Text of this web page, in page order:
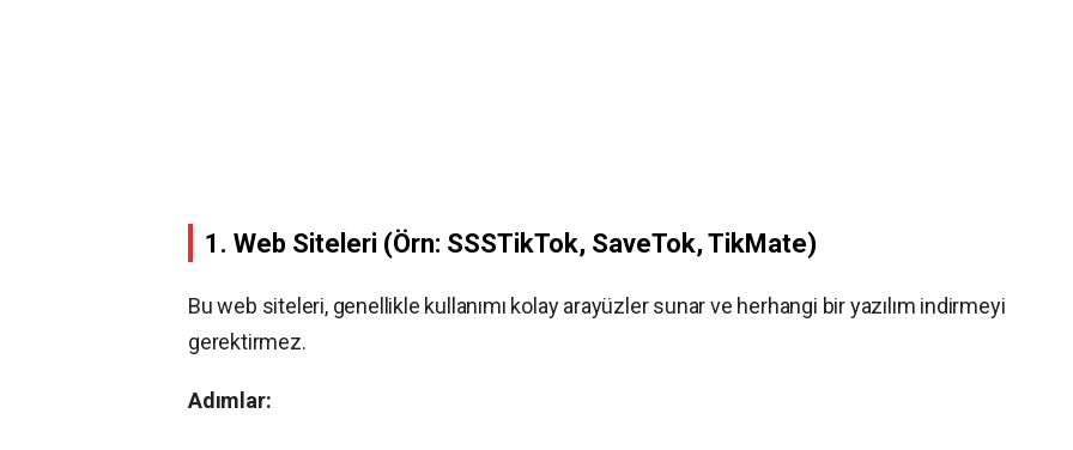
1. Web Siteleri (Örn: SSSTikTok, SaveTok, TikMate)
Bu web siteleri, genellikle kullanımı kolay arayüzler sunar ve herhangi bir yazılım indirmeyi
gerektirmez.
Adımlar: